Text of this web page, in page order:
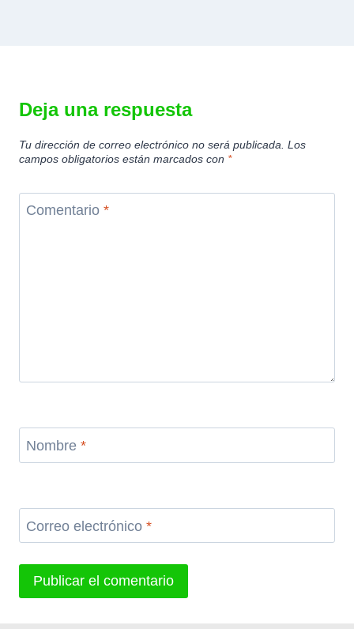
Deja una respuesta
Tu dirección de correo electrónico no será publicada. Los
campos obligatorios están marcados con *
Comentario *
Nombre *
Correo electrónico *